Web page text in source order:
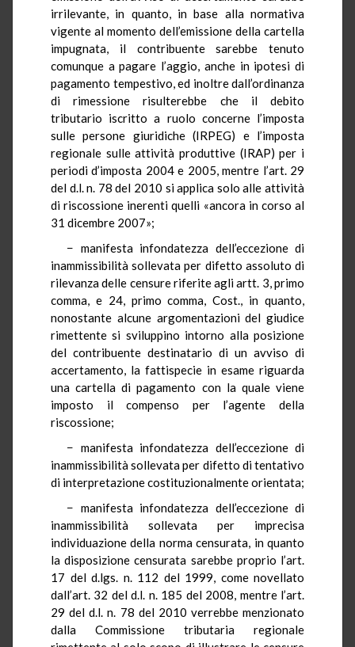
irrilevante, in quanto, in base alla normativa
vigente al momento dell’emissione della cartella
impugnata, il contribuente sarebbe tenuto
comunque a pagare l’aggio, anche in ipotesi di
pagamento tempestivo, ed inoltre dall’ordinanza
di rimessione risulterebbe che il debito
tributario iscritto a ruolo concerne l’imposta
sulle persone giuridiche (IRPEG) e l’imposta
regionale sulle attività produttive (IRAP) per i
periodi d’imposta 2004 e 2005, mentre l’art. 29
del d.l. n. 78 del 2010 si applica solo alle attività
di riscossione inerenti quelli «ancora in corso al
31 dicembre 2007»;
− manifesta infondatezza dell’eccezione di
inammissibilità sollevata per difetto assoluto di
rilevanza delle censure riferite agli artt. 3, primo
comma, e 24, primo comma, Cost., in quanto,
nonostante alcune argomentazioni del giudice
rimettente si sviluppino intorno alla posizione
del contribuente destinatario di un avviso di
accertamento, la fattispecie in esame riguarda
una cartella di pagamento con la quale viene
imposto il compenso per l’agente della
riscossione;
− manifesta infondatezza dell’eccezione di
inammissibilità sollevata per difetto di tentativo
di interpretazione costituzionalmente orientata;
− manifesta infondatezza dell’eccezione di
inammissibilità sollevata per imprecisa
individuazione della norma censurata, in quanto
la disposizione censurata sarebbe proprio l’art.
17 del d.lgs. n. 112 del 1999, come novellato
dall’art. 32 del d.l. n. 185 del 2008, mentre l’art.
29 del d.l. n. 78 del 2010 verrebbe menzionato
dalla Commissione tributaria regionale